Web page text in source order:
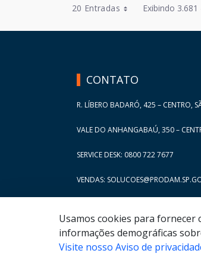
20 Entradas
Entradas por Página
Entradas por Página
Exibindo
CONTATO
R. LÍBERO BADARÓ, 425 – CENTRO,
VALE DO ANHANGABAÚ, 350 –
SERVICE DESK: 0800 722 7677
VENDAS:
Usamos cookies para fornecer
informações demográficas
Visite nosso Aviso de